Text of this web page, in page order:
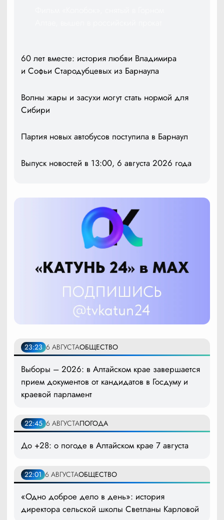
60 лет вместе: история любви Владимира
и Софьи Стародубцевых из Барнаула
Волны жары и засухи могут стать нормой для
Сибири
Партия новых автобусов поступила в Барнаул
Выпуск новостей в 13:00, 6 августа 2026 года
23:23 6 АВГУСТАОБЩЕСТВО
Выборы – 2026: в Алтайском крае завершается
прием документов от кандидатов в Госдуму и
краевой парламент
22:45 6 АВГУСТАПОГОДА
До +28: о погоде в Алтайском крае 7 августа
22:01 6 АВГУСТАОБЩЕСТВО
«Одно доброе дело в день»: история
директора сельской школы Светланы Карловой